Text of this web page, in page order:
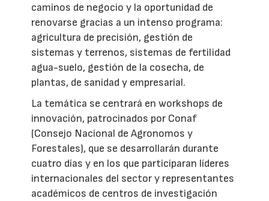
caminos de negocio y la oportunidad de
renovarse gracias a un intenso programa:
agricultura de precisión, gestión de
sistemas y terrenos, sistemas de fertilidad
agua-suelo, gestión de la cosecha, de
plantas, de sanidad y empresarial.
La temática se centrará en workshops de
innovación, patrocinados por Conaf
(Consejo Nacional de Agronomos y
Forestales), que se desarrollarán durante
cuatro días y en los que participaran líderes
internacionales del sector y representantes
académicos de centros de investigación